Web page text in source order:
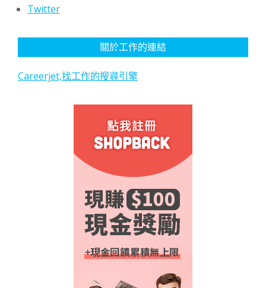
Twitter
關於工作的連結
Careerjet,找工作的搜尋引擎